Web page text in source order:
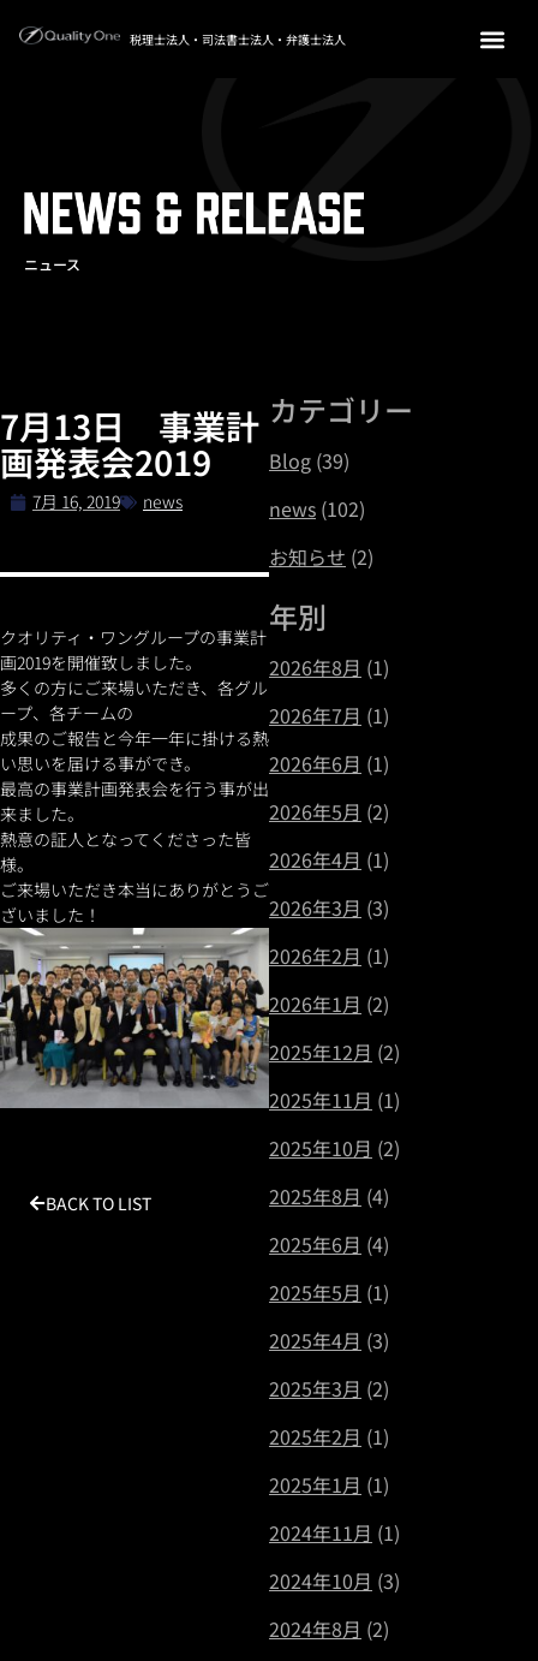
税理士法人・司法書士法人・弁護士法人
ニュース
7月13日 事業計
画発表会2019
7月 16, 2019 news
クオリティ・ワングループの事業計
画2019を開催致しました。
多くの方にご来場いただき、各グル
ープ、各チームの
成果のご報告と今年一年に掛ける熱
い思いを届ける事ができ。
最高の事業計画発表会を行う事が出
来ました。
熱意の証人となってくださった皆
様。
ご来場いただき本当にありがとうご
ざいました！
BACK TO LIST
カテゴリー
Blog (39)
news (102)
お知らせ (2)
年別
2026年8月 (1)
2026年7月 (1)
2026年6月 (1)
2026年5月 (2)
2026年4月 (1)
2026年3月 (3)
2026年2月 (1)
2026年1月 (2)
2025年12月 (2)
2025年11月 (1)
2025年10月 (2)
2025年8月 (4)
2025年6月 (4)
2025年5月 (1)
2025年4月 (3)
2025年3月 (2)
2025年2月 (1)
2025年1月 (1)
2024年11月 (1)
2024年10月 (3)
2024年8月 (2)